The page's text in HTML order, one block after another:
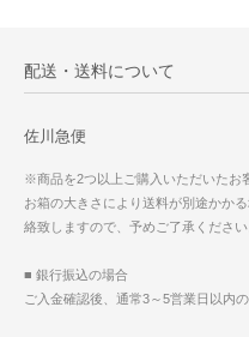
配送・送料について
佐川急便
※商品を2つ以上ご購入いただいたお
お箱の大きさにより送料が別途かか
絡致しますので、予めご了承ください
■ 銀行振込の場合
ご入金確認後、通常3～5営業日以内